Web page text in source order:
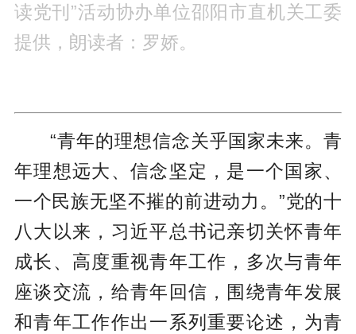
读党刊”活动协办单位邵阳市直机关工委
提供，朗读者：罗娇。
“青年的理想信念关乎国家未来。青
年理想远大、信念坚定，是一个国家、
一个民族无坚不摧的前进动力。”党的十
八大以来，习近平总书记亲切关怀青年
成长、高度重视青年工作，多次与青年
座谈交流，给青年回信，围绕青年发展
和青年工作作出一系列重要论述，为青